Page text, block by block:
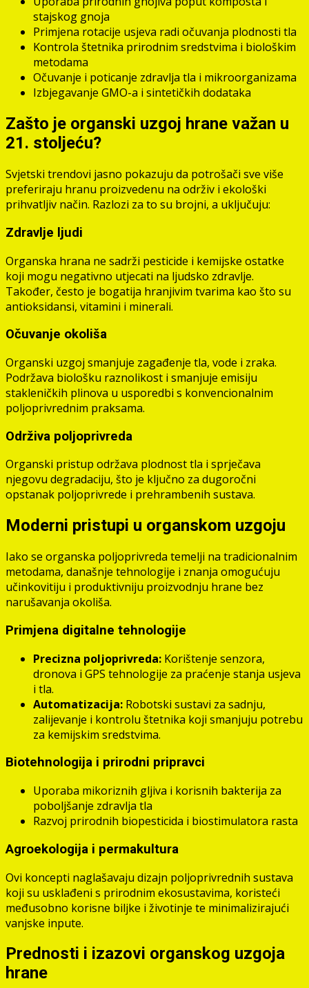
stajskog gnoja
Primjena rotacije usjeva radi očuvanja plodnosti tla
Kontrola štetnika prirodnim sredstvima i biološkim
metodama
Očuvanje i poticanje zdravlja tla i mikroorganizama
Izbjegavanje GMO-a i sintetičkih dodataka
Zašto je organski uzgoj hrane važan u
21. stoljeću?
Svjetski trendovi jasno pokazuju da potrošači sve više
preferiraju hranu proizvedenu na održiv i ekološki
prihvatljiv način. Razlozi za to su brojni, a uključuju:
Zdravlje ljudi
Organska hrana ne sadrži pesticide i kemijske ostatke
koji mogu negativno utjecati na ljudsko zdravlje.
Također, često je bogatija hranjivim tvarima kao što su
antioksidansi, vitamini i minerali.
Očuvanje okoliša
Organski uzgoj smanjuje zagađenje tla, vode i zraka.
Podržava biološku raznolikost i smanjuje emisiju
stakleničkih plinova u usporedbi s konvencionalnim
poljoprivrednim praksama.
Održiva poljoprivreda
Organski pristup održava plodnost tla i sprječava
njegovu degradaciju, što je ključno za dugoročni
opstanak poljoprivrede i prehrambenih sustava.
Moderni pristupi u organskom uzgoju
Iako se organska poljoprivreda temelji na tradicionalnim
metodama, današnje tehnologije i znanja omogućuju
učinkovitiju i produktivniju proizvodnju hrane bez
narušavanja okoliša.
Primjena digitalne tehnologije
Precizna poljoprivreda: Korištenje senzora,
dronova i GPS tehnologije za praćenje stanja usjeva
i tla.
Automatizacija: Robotski sustavi za sadnju,
zalijevanje i kontrolu štetnika koji smanjuju potrebu
za kemijskim sredstvima.
Biotehnologija i prirodni pripravci
Uporaba mikoriznih gljiva i korisnih bakterija za
poboljšanje zdravlja tla
Razvoj prirodnih biopesticida i biostimulatora rasta
Agroekologija i permakultura
Ovi koncepti naglašavaju dizajn poljoprivrednih sustava
koji su usklađeni s prirodnim ekosustavima, koristeći
međusobno korisne biljke i životinje te minimalizirajući
vanjske inpute.
Prednosti i izazovi organskog uzgoja
hrane